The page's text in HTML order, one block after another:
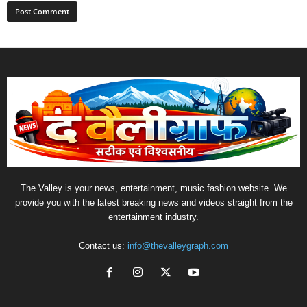
The Valley is your news, entertainment, music fashion website. We
provide you with the latest breaking news and videos straight from the
entertainment industry.
Contact us: info@thevalleygraph.com